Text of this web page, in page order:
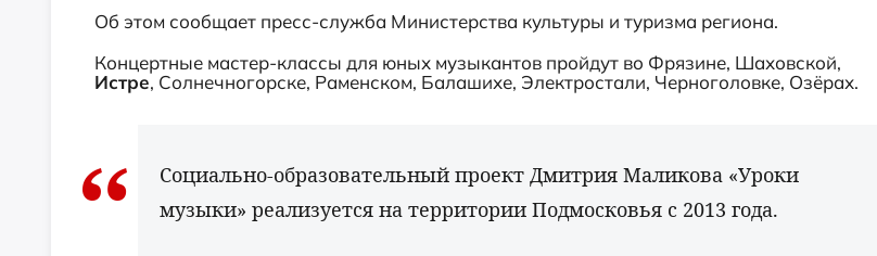
Об этом сообщает пресс-служба Министерства культуры и туризма региона.
Концертные мастер-классы для юных музыкантов пройдут во Фрязине, Шаховской,
Истре, Солнечногорске, Раменском, Балашихе, Электростали, Черноголовке, Озёрах.
Социально-образовательный проект Дмитрия Маликова «Уроки
музыки» реализуется на территории Подмосковья с 2013 года.